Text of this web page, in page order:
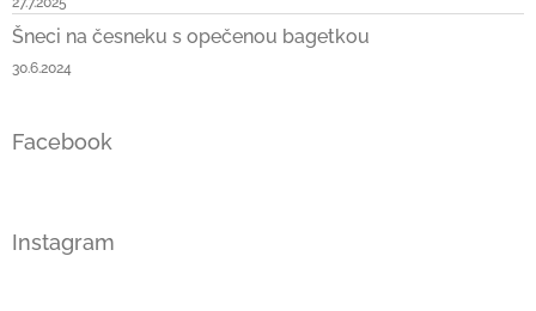
Šneci na česneku s opečenou bagetkou
30.6.2024
Facebook
Instagram